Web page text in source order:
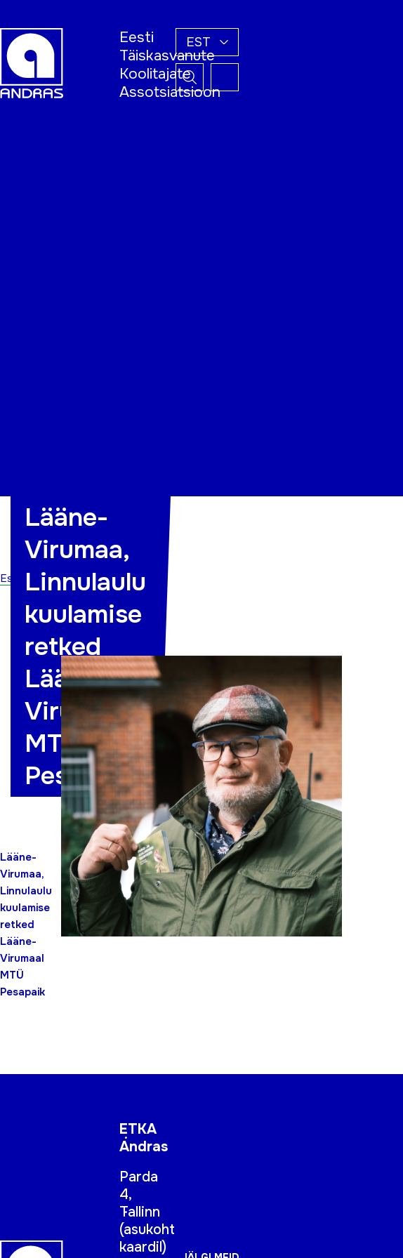
Eesti
Täiskasvanute
Koolitajate
Assotsiatsioon
EST
Esileht
Lääne-
Virumaa,
Linnulaulu
kuulamise
retked
Lääne-
Virumaal
MTÜ
Pesapaik
Lääne-
Virumaa,
Linnulaulu
kuulamise
retked
Lääne-
Virumaal
MTÜ
Pesapaik
ETKA
Andras
Parda
4,
Tallinn
(asukoht
kaardil)